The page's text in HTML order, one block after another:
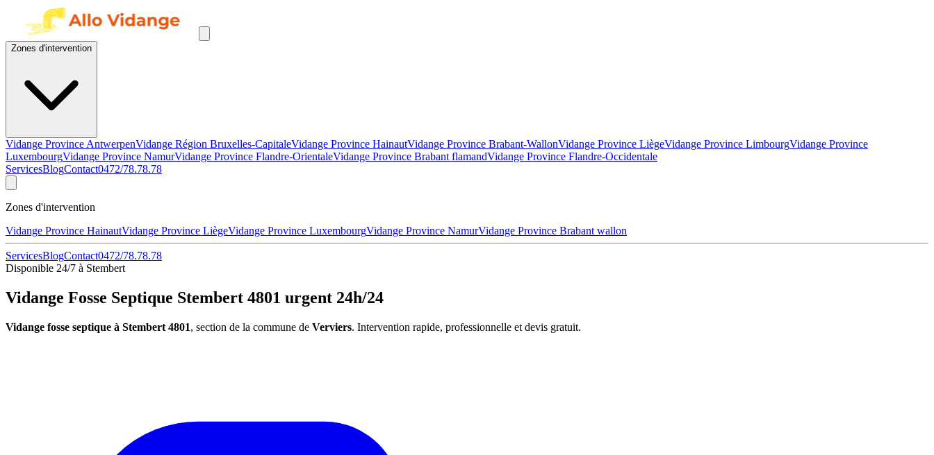
Zones d'intervention
Vidange Province AntwerpenVidange Région Bruxelles-CapitaleVidange Province HainautVidange Province Brabant-WallonVidange Province LiègeVidange Province LimbourgVidange Province
LuxembourgVidange Province NamurVidange Province Flandre-OrientaleVidange Province Brabant flamandVidange Province Flandre-Occidentale
ServicesBlogContact0472/78.78.78
Zones d'intervention
Vidange Province HainautVidange Province LiègeVidange Province LuxembourgVidange Province NamurVidange Province Brabant wallon
ServicesBlogContact0472/78.78.78
Disponible 24/7 à Stembert
Vidange Fosse Septique Stembert 4801 urgent 24h/24
Vidange fosse septique à Stembert 4801, section de la commune de Verviers. Intervention rapide, professionnelle et devis gratuit.